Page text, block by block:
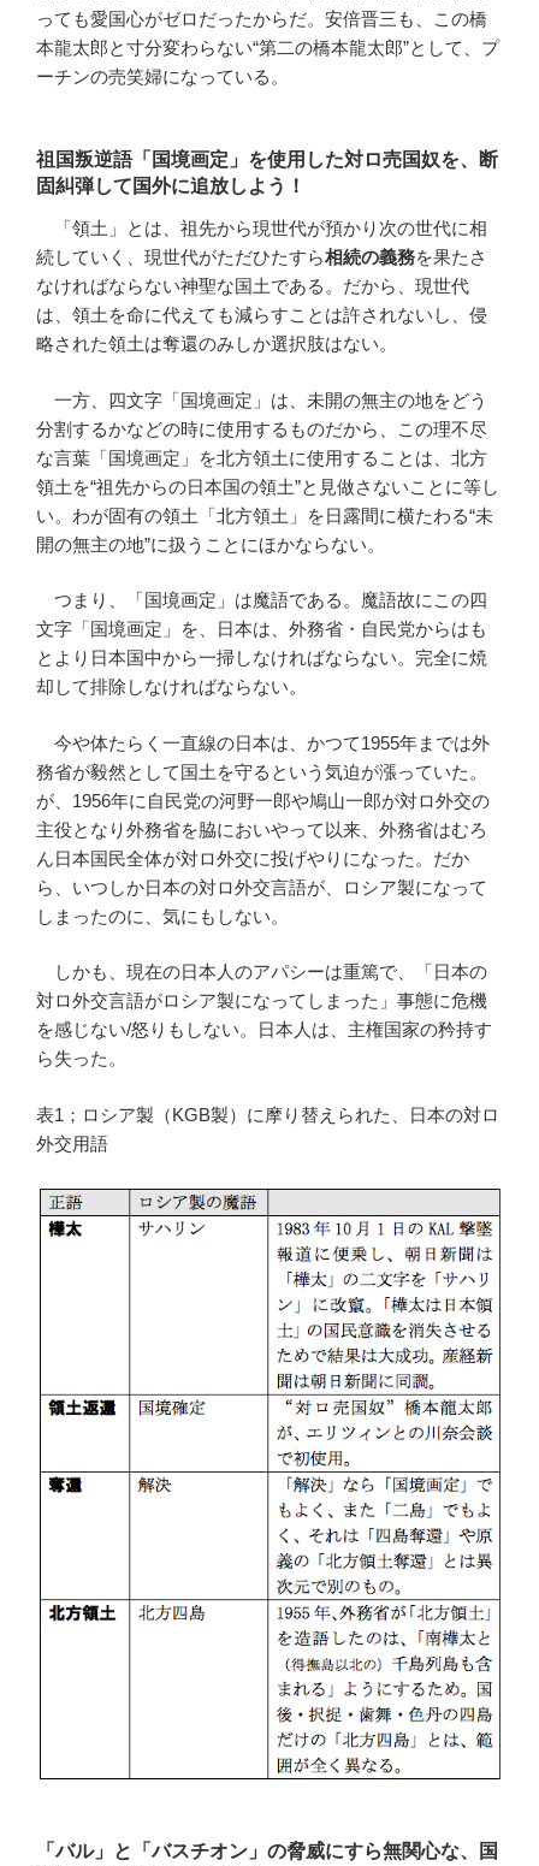
っても愛国心がゼロだったからだ。安倍晋三も、この橋
本龍太郎と寸分変わらない“第二の橋本龍太郎”として、プ
ーチンの売笑婦になっている。
祖国叛逆語「国境画定」を使用した対ロ売国奴を、断
固糾弾して国外に追放しよう！
「領土」とは、祖先から現世代が預かり次の世代に相
続していく、現世代がただひたすら相続の義務を果たさ
なければならない神聖な国土である。だから、現世代
は、領土を命に代えても減らすことは許されないし、侵
略された領土は奪還のみしか選択肢はない。
一方、四文字「国境画定」は、未開の無主の地をどう
分割するかなどの時に使用するものだから、この理不尽
な言葉「国境画定」を北方領土に使用することは、北方
領土を“祖先からの日本国の領土”と見做さないことに等し
い。わが固有の領土「北方領土」を日露間に横たわる“未
開の無主の地”に扱うことにほかならない。
つまり、「国境画定」は魔語である。魔語故にこの四
文字「国境画定」を、日本は、外務省・自民党からはも
とより日本国中から一掃しなければならない。完全に焼
却して排除しなければならない。
今や体たらく一直線の日本は、かつて1955年までは外
務省が毅然として国土を守るという気迫が漲っていた。
が、1956年に自民党の河野一郎や鳩山一郎が対ロ外交の
主役となり外務省を脇においやって以来、外務省はむろ
ん日本国民全体が対ロ外交に投げやりになった。だか
ら、いつしか日本の対ロ外交言語が、ロシア製になって
しまったのに、気にもしない。
しかも、現在の日本人のアパシーは重篤で、「日本の
対ロ外交言語がロシア製になってしまった」事態に危機
を感じない/怒りもしない。日本人は、主権国家の矜持す
ら失った。
表1；ロシア製（KGB製）に摩り替えられた、日本の対ロ
外交用語
「バル」と「バスチオン」の脅威にすら無関心な、国